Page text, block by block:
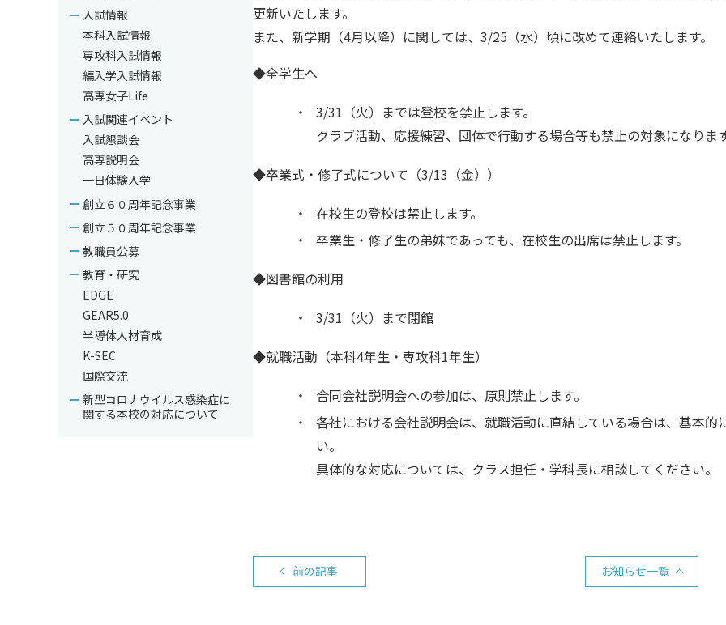
更新いたします。
また、新学期（4月以降）に関しては、3/25（水）頃に改めて連絡いたします。
◆全学生へ
・
3/31（火）までは登校を禁止します。
クラブ活動、応援練習、団体で行動する場合等も禁止の対象になりま
◆卒業式・修了式について（3/13（金））
・
在校生の登校は禁止します。
・
卒業生・修了生の弟妹であっても、在校生の出席は禁止します。
◆図書館の利用
・
3/31（火）まで閉館
◆就職活動（本科4年生・専攻科1年生）
・
合同会社説明会への参加は、原則禁止します。
・
各社における会社説明会は、就職活動に直結している場合は、基本
い。
具体的な対応については、クラス担任・学科長に相談してください。
前の記事 お知らせ一覧
入試情報
本科入試情報
専攻科入試情報
編入学入試情報
高専女子Life
入試関連イベント
入試懇談会
高専説明会
一日体験入学
創立６０周年記念事業
創立５０周年記念事業
教職員公募
教育・研究
EDGE
GEAR5.0
半導体人材育成
K-SEC
国際交流
新型コロナウイルス感染症に
関する本校の対応について